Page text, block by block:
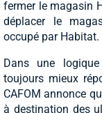
fermer le magasin
déplacer le
occupé par Habitat.
Dans une
toujours mieux
CAFOM annonce
à destination des